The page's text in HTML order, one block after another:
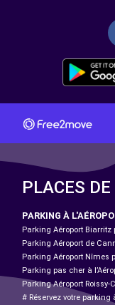
PLACES
PARKING À
Parking Aéroport Biarritz
Parking Aéroport de
Parking Aéroport Nîmes
Parking pas cher à
Parking Aéroport Roissy-
# Réservez votre